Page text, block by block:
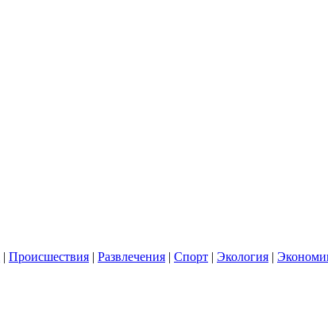
| Происшествия | Развлечения | Спорт | Экология |